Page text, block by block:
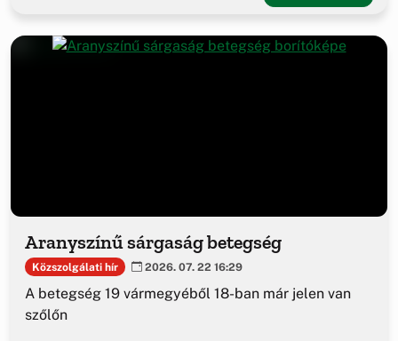
Aranyszínű sárgaság betegség
Közszolgálati hír 2026. 07. 22 16:29
A betegség 19 vármegyéből 18-ban már jelen van
szőlőn